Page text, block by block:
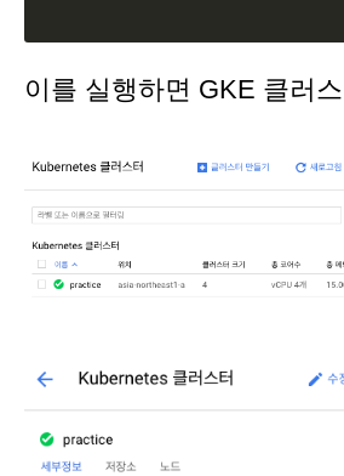
이를 실행하면 GKE 클러